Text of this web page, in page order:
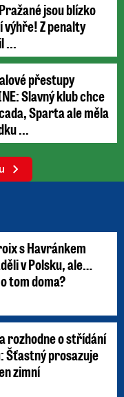
jsou blízko
výhře! Z penalty
...
přestupy
Slavný klub chce
Sparta ale měla
...
s Havránkem
v Polsku, ale…
tom doma?
rozhodne o střídání
Šťastný prosazuje
zimní